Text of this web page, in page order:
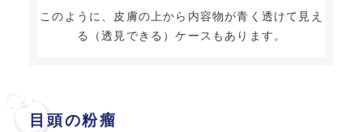
このように、皮膚の上から内容物が青く透けて見え
る（透見できる）ケースもあります。
目頭の粉瘤